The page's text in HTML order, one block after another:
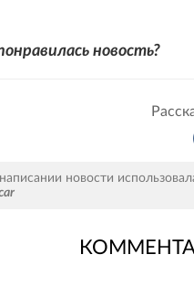
новость?
написании новости